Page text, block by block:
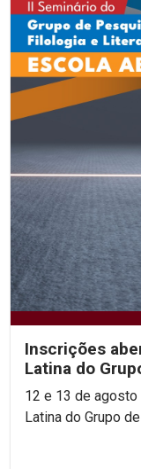
Inscrições
Latina do
Filologia...
12 e 13 de agosto de 2024 O II
Latina do Grupo